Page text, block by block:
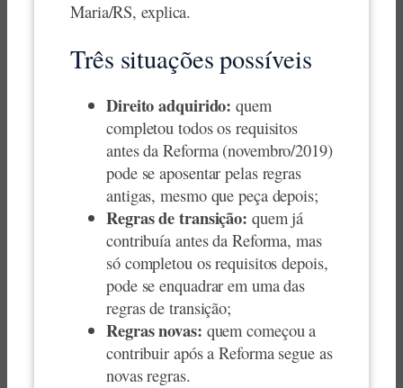
Maria/RS, explica.
Três situações possíveis
Direito adquirido: quem
completou todos os requisitos
antes da Reforma (novembro/2019)
pode se aposentar pelas regras
antigas, mesmo que peça depois;
Regras de transição: quem já
contribuía antes da Reforma, mas
só completou os requisitos depois,
pode se enquadrar em uma das
regras de transição;
Regras novas: quem começou a
contribuir após a Reforma segue as
novas regras.